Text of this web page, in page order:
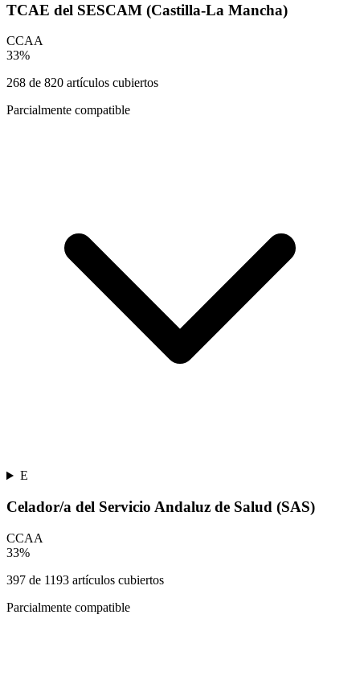
TCAE del SESCAM (Castilla-La Mancha)
CCAA
33%
268 de 820 artículos cubiertos
Parcialmente compatible
E
Celador/a del Servicio Andaluz de Salud (SAS)
CCAA
33%
397 de 1193 artículos cubiertos
Parcialmente compatible